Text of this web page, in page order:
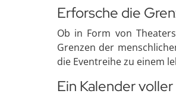
Erforsche die
Ob in Form von
Grenzen der
die Eventreihe zu einem
Ein Kalender